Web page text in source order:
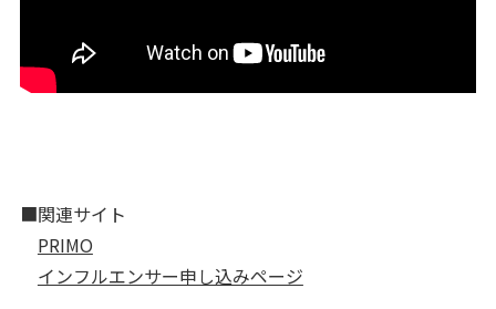
■関連サイト
PRIMO
インフルエンサー申し込みページ